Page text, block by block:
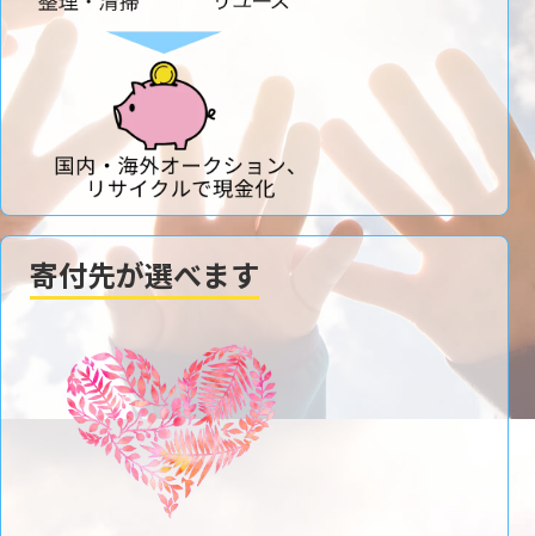
寄付先が選べます